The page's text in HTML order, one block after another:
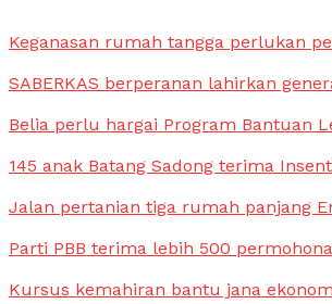
Keganasan rumah tangga perlukan
SABERKAS berperanan lahirkan
Belia perlu hargai Program Bantuan
145 anak Batang Sadong terima
Jalan pertanian tiga rumah panjang
Parti PBB terima lebih 500
Kursus kemahiran bantu jana